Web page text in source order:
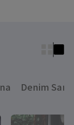
Denim Sand